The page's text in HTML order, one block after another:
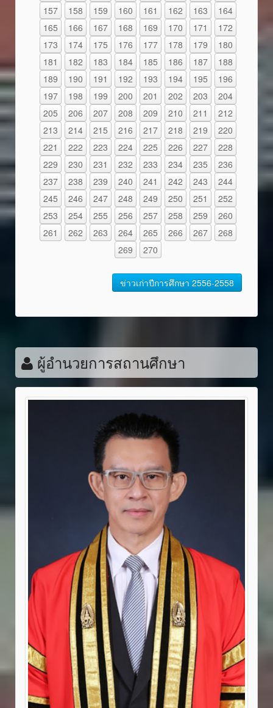
157
158 159 160 161 162 163
164
165
166 167 168 169 170 171
172
173
174 175 176 177 178 179
180
181
182 183 184 185 186 187
188
189
190 191 192 193 194 195
196
197
198 199 200 201 202 203
204
205
206 207 208 209 210 211
212
213
214 215 216 217 218 219
220
221
222 223 224 225 226 227
228
229
230 231 232 233 234 235
236
237
238 239 240 241 242 243
244
245
246 247 248 249 250 251
252
253
254 255 256 257 258 259
260
261
262 263 264 265 266 267
268
269
270
ข่าวเก่าปีการศึกษา 2556-2558
ผู้อำนวยการสถานศึกษา